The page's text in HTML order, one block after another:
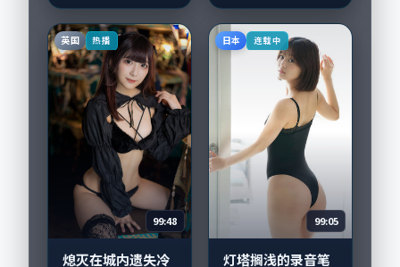
2024-09-1...
欣、张家辉与配角群
戏并重。影片2024
英国 热播
99:48
熄灭在城内遗失冷
日本 连载中
99:05
灯塔搁浅的录音笔